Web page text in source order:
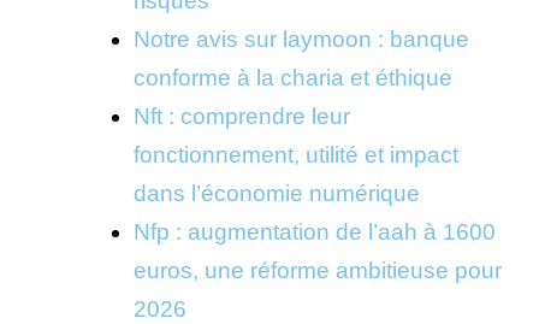
Notre avis sur laymoon : banque
conforme à la charia et éthique
Nft : comprendre leur
fonctionnement, utilité et impact
dans l’économie numérique
Nfp : augmentation de l’aah à 1600
euros, une réforme ambitieuse pour
2026